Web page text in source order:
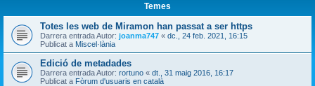
Temes
Totes les web de Miramon han passat a ser https
Darrera entrada Autor: joanma747 « dc., 24 feb. 2021, 16:15
Publicat a Miscel·lània
Edició de metadades
Darrera entrada Autor: rortuno « dt., 31 maig 2016, 16:17
Publicat a Fòrum d'usuaris en català